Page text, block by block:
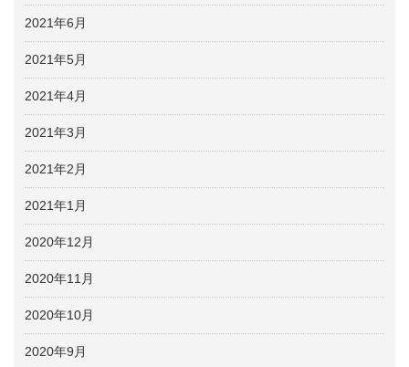
2021年6月
2021年5月
2021年4月
2021年3月
2021年2月
2021年1月
2020年12月
2020年11月
2020年10月
2020年9月